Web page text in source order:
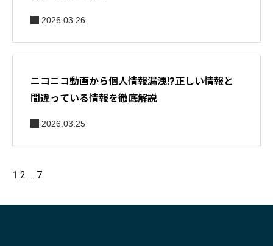
2026.03.26
ニコニコ動画から個人情報漏洩!?正しい情報と
間違っている情報を徹底解説
2026.03.25
1 2 … 7